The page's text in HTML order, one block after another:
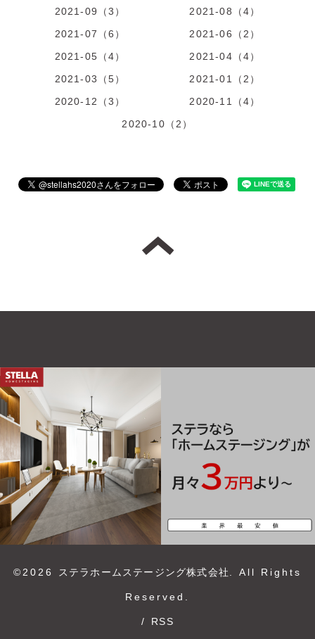
2021-09（3）
2021-08（4）
2021-07（6）
2021-06（2）
2021-05（4）
2021-04（4）
2021-03（5）
2021-01（2）
2020-12（3）
2020-11（4）
2020-10（2）
©2026 ステラホームステージング株式会社 . All Rights
Reserved.
/ RSS